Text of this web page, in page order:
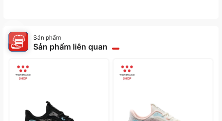
Sản phẩm
Sản phẩm liên quan